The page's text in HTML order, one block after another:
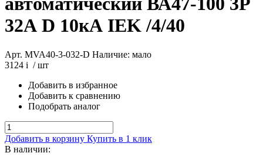
32А D 10кА IEK /4/40
Арт. MVA40-3-032-D Наличие: мало
3124 i / шт
Добавить в избранное
Добавить к сравнению
Подобрать аналог
Добавить в корзину Купить в 1 клик
В наличии: